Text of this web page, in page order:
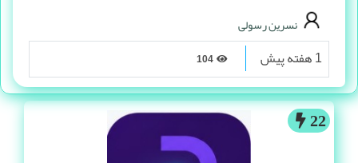
22
نسرین رسولی
1 هفته پیش